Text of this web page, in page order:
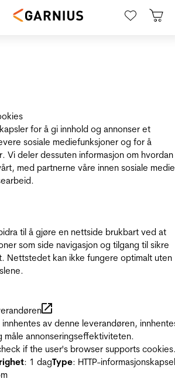
for å gi innhold og annonser et
sosiale mediefunksjoner og for å
Vi deler dessuten informasjon om hvordan
med partnerne våre innen sosiale
til å gjøre en nettside brukbart ved at
som side navigasjon og tilgang til sikre
Nettstedet kan ikke fungere optimalt uten
av denne leverandøren,
måle annonseringseffektiviteten.
if the user's browser supports
: 1 dagType: HTTP-informasjonskapsel